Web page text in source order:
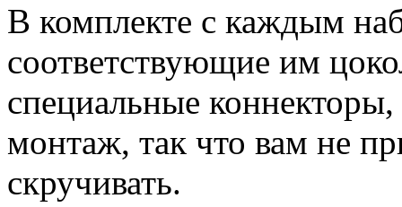
В комплекте с каждым
соответствующие им
специальные
монтаж, так что вам не
скручивать.